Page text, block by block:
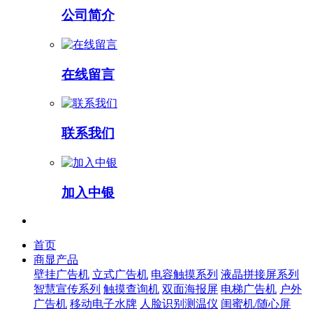
公司简介
在线留言
联系我们
加入中银
首页
商显产品
壁挂广告机 立式广告机 电容触摸系列 液晶拼接屏系列
智慧宣传系列 触摸查询机 双面海报屏 电梯广告机 户外
广告机 移动电子水牌 人脸识别测温仪 闺蜜机/随心屏